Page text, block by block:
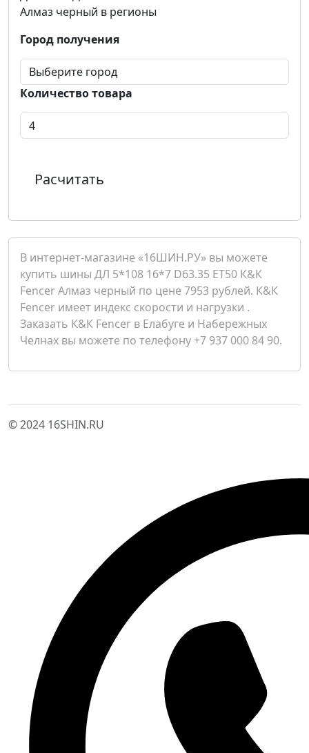
Алмаз черный в регионы
Город получения
Количество товара
Расчитать
В интернет-магазине «16ШИН.РУ» вы можете
купить шины ДЛ 5*108 16*7 D63.35 ET50 К&К
Fencer Алмаз черный по цене 7953 рублей. К&К
Fencer имеет индекс скорости и нагрузки .
Заказать К&К Fencer в Елабуге и Набережных
Челнах вы можете по телефону +7 937 000 84 90.
© 2024 16SHIN.RU